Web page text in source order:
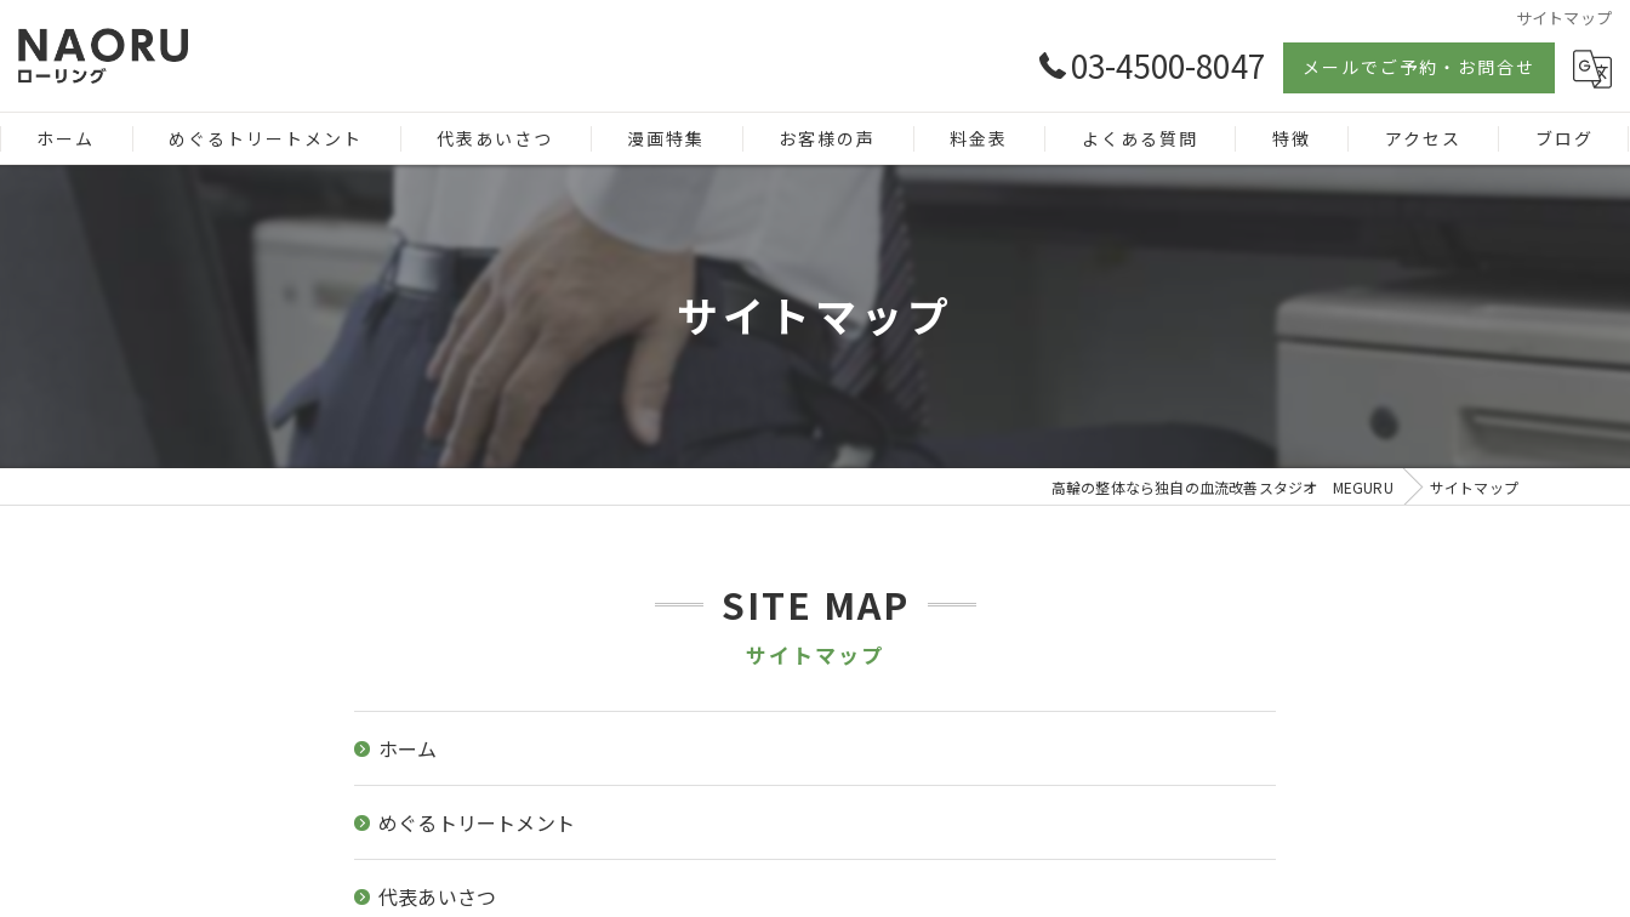
サイトマップ
03-4500-8047 メールでご予約・お問合せ
ホーム めぐるトリートメント 代表あいさつ 漫画特集 お客様の声 料金表 よくある質問 特徴
シリカ
根本
アクセス ブログ
サイトマップ
高輪の整体なら独自の血流改善スタジオ MEGURU サイトマップ
サイトマップ
SITE MAP
ホーム
めぐるトリートメント
代表あいさつ